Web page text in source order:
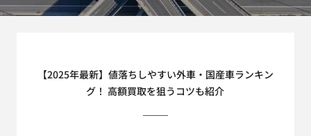
【2025年最新】値落ちしやすい外車・国産車ランキン
グ！ 高額買取を狙うコツも紹介